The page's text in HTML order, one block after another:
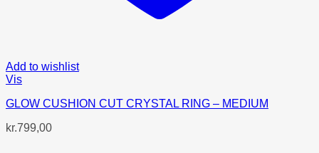
Add to wishlist
Vis
GLOW CUSHION CUT CRYSTAL RING – MEDIUM
kr.799,00